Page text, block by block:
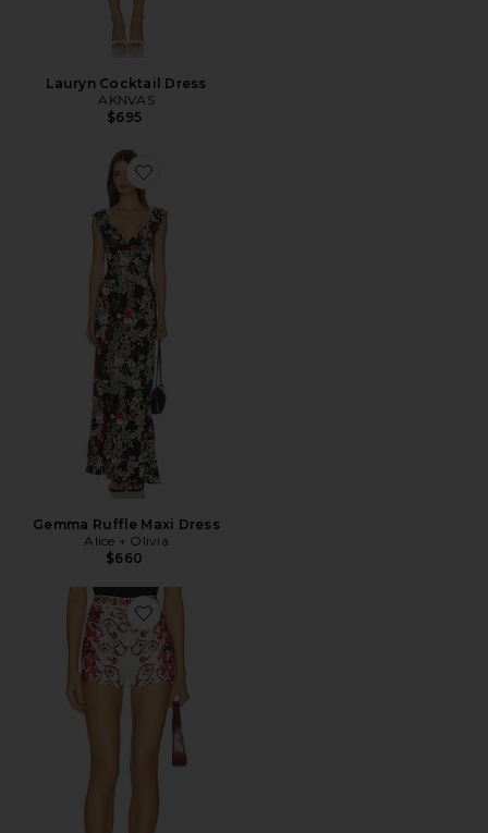
Lauryn Cocktail Dress
AKNVAS
$695
Favorite Gemma Ruffle Maxi Dress
Gemma Ruffle Maxi Dress
Alice + Olivia
$660
Favorite Hera Back Zip Short